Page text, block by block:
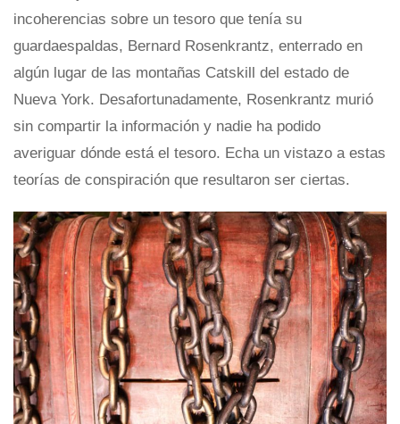
incoherencias sobre un tesoro que tenía su
guardaespaldas, Bernard Rosenkrantz, enterrado en
algún lugar de las montañas Catskill del estado de
Nueva York. Desafortunadamente, Rosenkrantz murió
sin compartir la información y nadie ha podido
averiguar dónde está el tesoro. Echa un vistazo a estas
teorías de conspiración que resultaron ser ciertas.